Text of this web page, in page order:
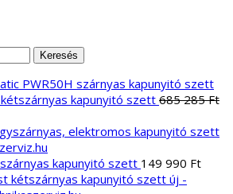
Keresés
kapunyitó szett 685 285Ft
kapunyitó szett 149 990 Ft